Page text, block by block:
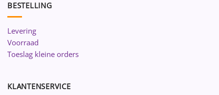
BESTELLING
Levering
Voorraad
Toeslag kleine orders
KLANTENSERVICE